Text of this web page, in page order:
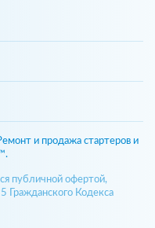
и продажа стартеров и
публичной офертой,
Гражданского Кодекса